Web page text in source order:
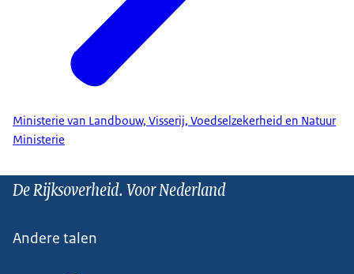
Ministerie van Landbouw, Visserij, Voedselzekerheid en Natuur
Ministerie
De Rijksoverheid. Voor Nederland
Andere talen